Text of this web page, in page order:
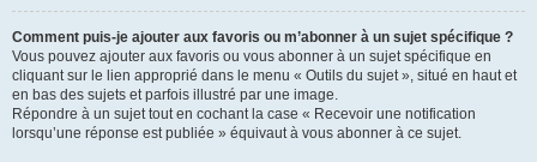
Comment puis-je ajouter aux favoris ou m’abonner à un sujet spécifique ?
Vous pouvez ajouter aux favoris ou vous abonner à un sujet spécifique en
cliquant sur le lien approprié dans le menu « Outils du sujet », situé en haut et
en bas des sujets et parfois illustré par une image.
Répondre à un sujet tout en cochant la case « Recevoir une notification
lorsqu’une réponse est publiée » équivaut à vous abonner à ce sujet.